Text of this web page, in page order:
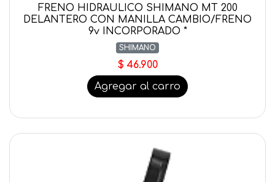
FRENO HIDRAULICO SHIMANO MT 200
DELANTERO CON MANILLA CAMBIO/FRENO
9v INCORPORADO *
SHIMANO
$ 46.900
Agregar al carro